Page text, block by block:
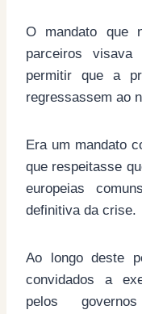
O mandato que
parceiros
permitir que a
regressassem ao
Era um mandato
que respeitasse
europeias
definitiva da crise.
Ao longo deste
convidados a
pelos